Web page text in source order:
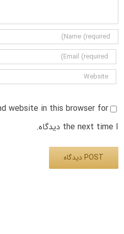
website in this browser for
the next time I دیدگاه.